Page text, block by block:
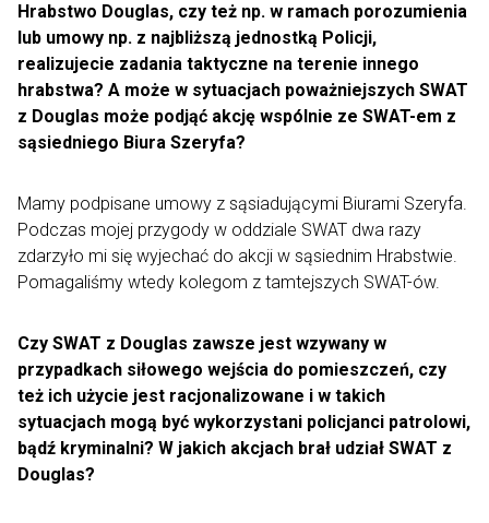
Hrabstwo Douglas, czy też np. w ramach porozumienia
lub umowy np. z najbliższą jednostką Policji,
realizujecie zadania taktyczne na terenie innego
hrabstwa? A może w sytuacjach poważniejszych SWAT
z Douglas może podjąć akcję wspólnie ze SWAT-em z
sąsiedniego Biura Szeryfa?
Mamy podpisane umowy z sąsiadującymi Biurami Szeryfa.
Podczas mojej przygody w oddziale SWAT dwa razy
zdarzyło mi się wyjechać do akcji w sąsiednim Hrabstwie.
Pomagaliśmy wtedy kolegom z tamtejszych SWAT-ów.
Czy SWAT z Douglas zawsze jest wzywany w
przypadkach siłowego wejścia do pomieszczeń, czy
też ich użycie jest racjonalizowane i w takich
sytuacjach mogą być wykorzystani policjanci patrolowi,
bądź kryminalni? W jakich akcjach brał udział SWAT z
Douglas?